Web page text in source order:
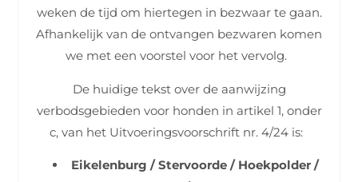
weken de tijd om hiertegen in bezwaar te gaan.
Afhankelijk van de ontvangen bezwaren komen
we met een voorstel voor het vervolg.
De huidige tekst over de aanwijzing
verbodsgebieden voor honden in artikel 1, onder
c, van het Uitvoeringsvoorschrift nr. 4/24 is:
Eikelenburg / Stervoorde / Hoekpolder /